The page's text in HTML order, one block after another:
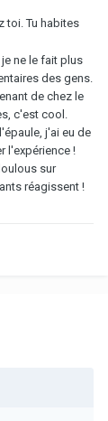
toi. Tu habites
ne le fait plus
des gens.
de chez le
c'est cool.
j'ai eu de
l'expérience !
sur
réagissent !